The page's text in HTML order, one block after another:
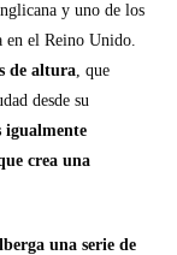
y uno de los
en el Reino Unido.
de altura, que
desde su
igualmente
crea una
una serie de